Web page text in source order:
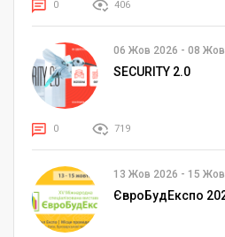
0 406
06 Жов 2026 - 08
SECURITY 2.0
0 719
13 Жов 2026 - 15
ЄвроБудЕкспо